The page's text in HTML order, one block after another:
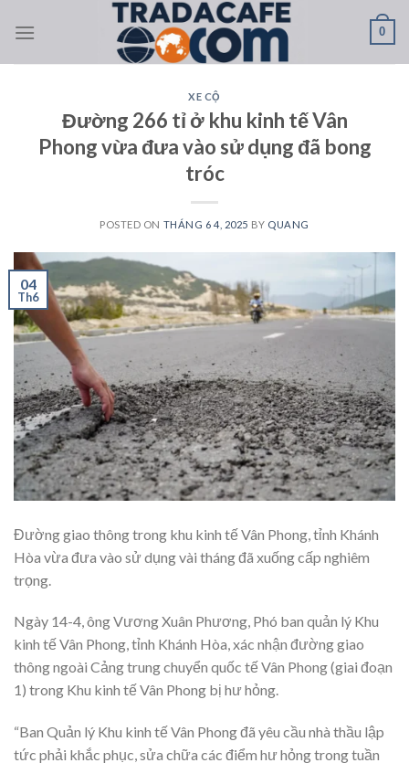
0
XE CỘ
Đường 266 tỉ ở khu kinh tế Vân
Phong vừa đưa vào sử dụng đã bong
tróc
POSTED ON THÁNG 6 4, 2025 BY QUANG
04
Th6
Đường giao thông trong khu kinh tế Vân Phong, tỉnh Khánh
Hòa vừa đưa vào sử dụng vài tháng đã xuống cấp nghiêm
trọng.
Ngày 14-4, ông Vương Xuân Phương, Phó ban quản lý Khu
kinh tế Vân Phong, tỉnh Khánh Hòa, xác nhận đường giao
thông ngoài Cảng trung chuyển quốc tế Vân Phong (giai đoạn
1) trong Khu kinh tế Vân Phong bị hư hỏng.
“Ban Quản lý Khu kinh tế Vân Phong đã yêu cầu nhà thầu lập
tức phải khắc phục, sửa chữa các điểm hư hỏng trong tuần